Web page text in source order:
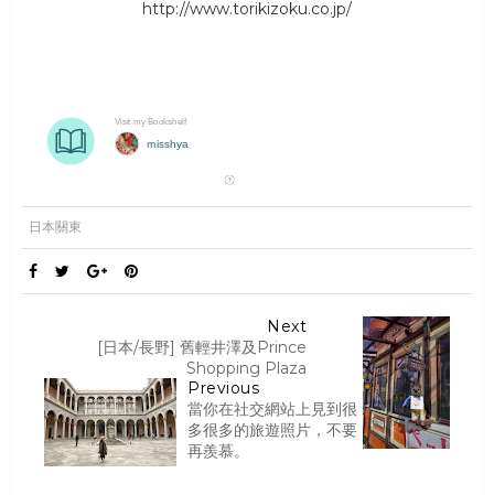
http://www.torikizoku.co.jp/
日本關東
Next
[日本/長野] 舊輕井澤及Prince
Shopping Plaza
Previous
當你在社交網站上見到很
多很多的旅遊照片，不要
再羨慕。